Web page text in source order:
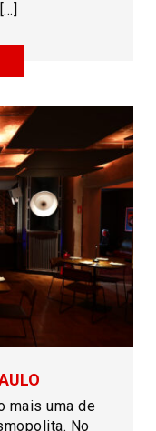
mais uma de
No